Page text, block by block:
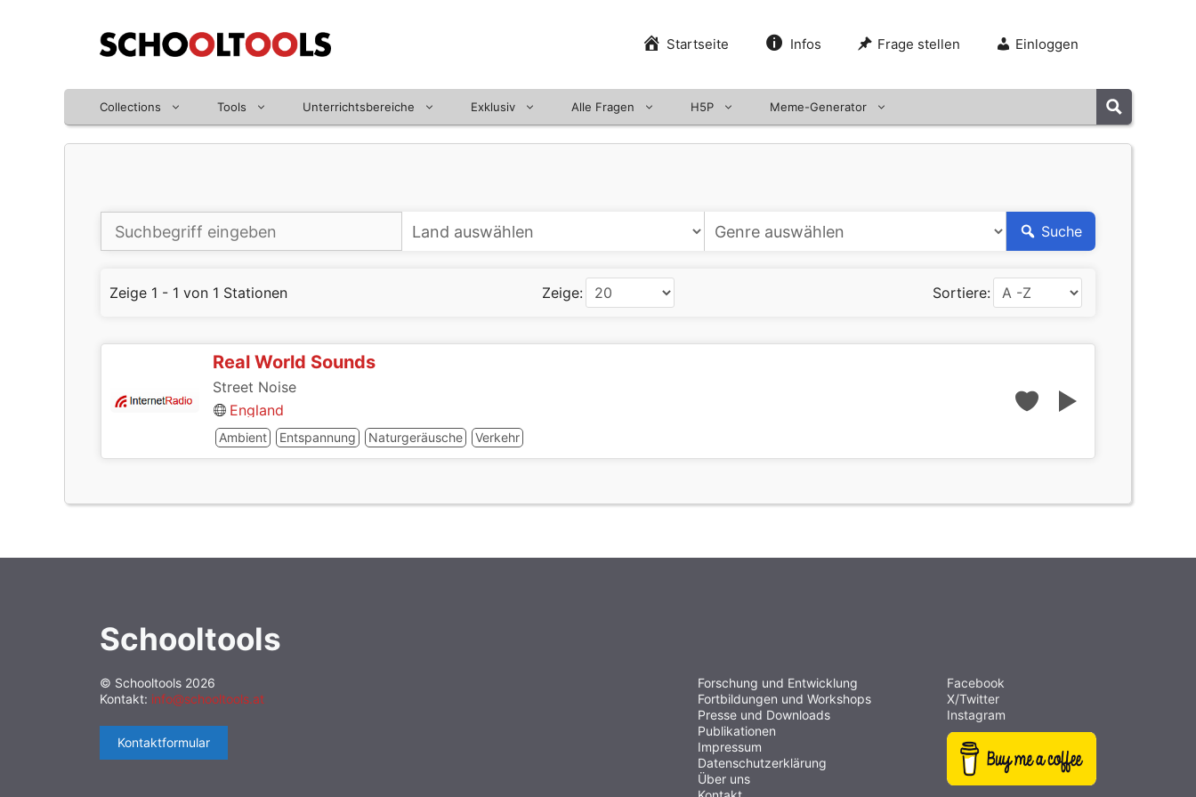
Startseite Infos Frage stellen Einloggen
Collections Tools Unterrichtsbereiche Exklusiv Alle Fragen H5P Meme-Generator
Suche
Zeige 1 - 1 von 1 Stationen Zeige: Sortiere:
Real World Sounds
Street Noise
England
Ambient Entspannung Naturgeräusche Verkehr
Schooltools
© Schooltools 2026
Kontakt: info@schooltools.at
Kontaktformular
Forschung und Entwicklung
Fortbildungen und Workshops
Presse und Downloads
Publikationen
Impressum
Datenschutzerklärung
Über uns
Facebook
X/Twitter
Instagram